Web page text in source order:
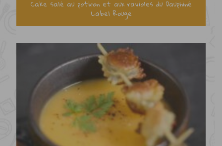
Cake salé au potiron et aux ravioles du Dauphiné
Label Rouge